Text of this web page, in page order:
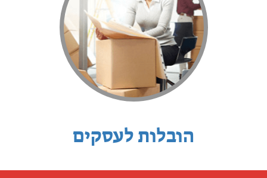
הובלות לעסקים